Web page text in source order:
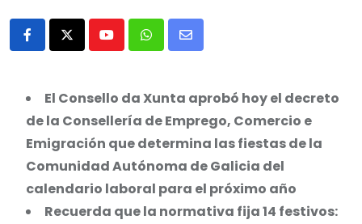
YoutubeWhatsapp
Share
El Consello da Xunta aprobó hoy el decreto
de la Consellería de Emprego, Comercio e
Emigración que determina las fiestas de la
Comunidad Autónoma de Galicia del
calendario laboral para el próximo año
Recuerda que la normativa fija 14 festivos: